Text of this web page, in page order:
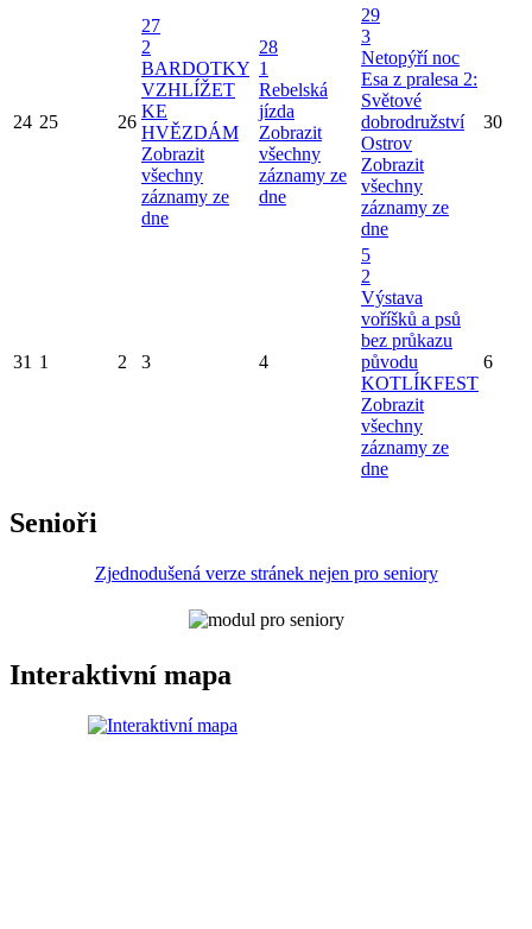
24 25 26
27
2
BARDOTKY
VZHLÍŽET
KE
HVĚZDÁM
Zobrazit
všechny
záznamy ze
dne
28
1
Rebelská
jízda
Zobrazit
všechny
záznamy ze
dne
29
3
Netopýří noc
Esa z pralesa 2:
Světové
dobrodružství
Ostrov
Zobrazit
všechny
záznamy ze
dne
30
31 1 2 3 4
5
2
Výstava
voříšků a psů
bez průkazu
původu
KOTLÍKFEST
Zobrazit
všechny
záznamy ze
dne
6
Senioři
Zjednodušená verze stránek nejen pro seniory
Interaktivní mapa